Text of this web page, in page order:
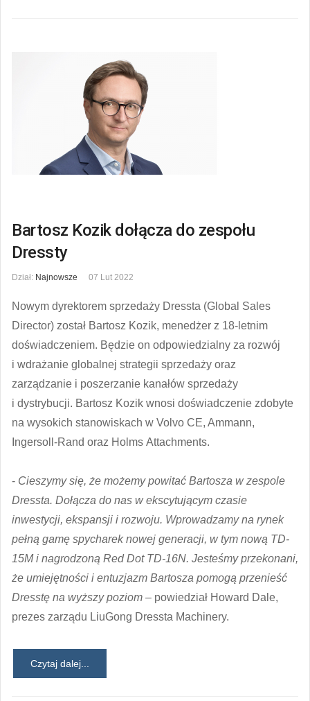
Bartosz Kozik dołącza do zespołu
Dressty
Dział: Najnowsze 07 Lut 2022
Nowym dyrektorem sprzedaży Dressta (Global Sales
Director) został Bartosz Kozik, menedżer z 18-letnim
doświadczeniem. Będzie on odpowiedzialny za rozwój
i wdrażanie globalnej strategii sprzedaży oraz
zarządzanie i poszerzanie kanałów sprzedaży
i dystrybucji. Bartosz Kozik wnosi doświadczenie zdobyte
na wysokich stanowiskach w Volvo CE, Ammann,
Ingersoll-Rand oraz Holms Attachments.
- Cieszymy się, że możemy powitać Bartosza w zespole
Dressta. Dołącza do nas w ekscytującym czasie
inwestycji, ekspansji i rozwoju. Wprowadzamy na rynek
pełną gamę spycharek nowej generacji, w tym nową TD-
15M i nagrodzoną Red Dot TD-16N. Jesteśmy przekonani,
że umiejętności i entuzjazm Bartosza pomogą przenieść
Dresstę na wyższy poziom – powiedział Howard Dale,
prezes zarządu LiuGong Dressta Machinery.
Czytaj dalej...